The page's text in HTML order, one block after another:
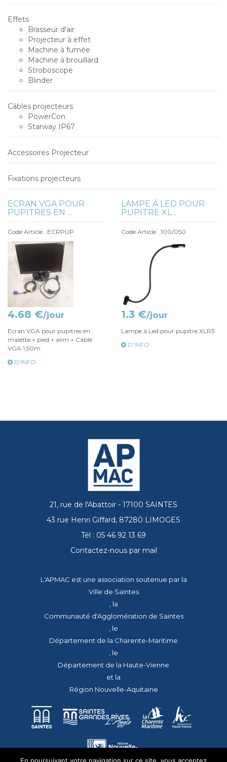
Effets
Brasseur d'air
Projecteur à effet
Machine à fumée
Machine à brouillard
Stroboscope
Blinder
Câbles projecteurs
PowerCon
Starway IP67
Accessoires Projecteur
Fixations projecteurs
ECRAN VGA POUR
PUPITRES EN ...
Code Article : ECRPUP
4.68 €/jour
Ecran VGA pour pupitres en
malette + pied + alim + Câble
VGA 1,50m
D'INFO
LAMPE À LED POUR
PUPITRE XL...
Code Article : 100/050
1.3 €/jour
Lampe à Led pour pupitre XLR3
D'INFO
21, rue de l'Abattoir - 17100 SAINTES
43 rue Henri Giffard, 87280 LIMOGES
Tél : 05 46 92 13 69
Contactez-nous par mail
L'APMAC est une association soutenue par la
Ville de Saintes
, la
Communauté d'Agglomération de Saintes
, le
Département de la Charente-Maritime
, le
Département de la Haute-Vienne
et la
Région Nouvelle-Aquitaine